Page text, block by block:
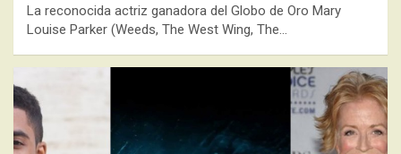
La reconocida actriz ganadora del Globo de Oro Mary
Louise Parker (Weeds, The West Wing, The…